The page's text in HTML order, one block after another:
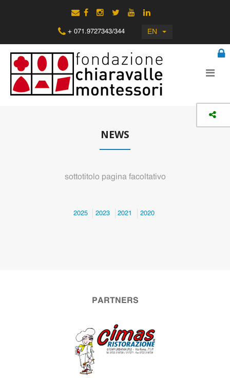
+ 071.9727343/344 EN
NEWS
sottotitolo pagina facoltativo
2025 2023 2021 2020
PARTNERS